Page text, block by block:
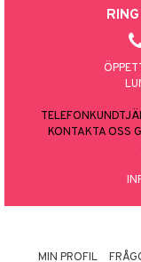
KONTAKTA OSS
MIN PROFIL